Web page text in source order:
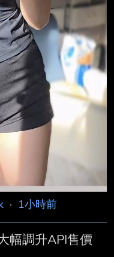
· 1小時前
幅調升API售價